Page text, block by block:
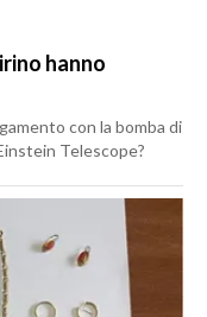
hanno
con la bomba di
Telescope?